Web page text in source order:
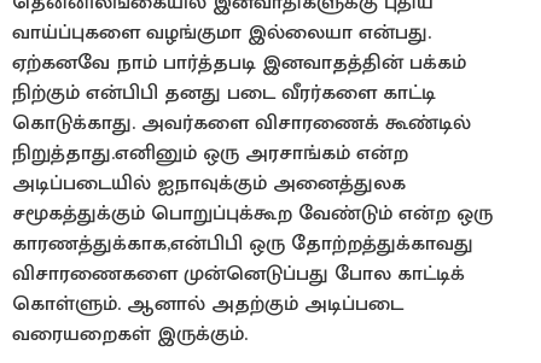
வாய்ப்புகளை வழங்குமா இல்லையா என்பது.
ஏற்கனவே நாம் பார்த்தபடி இனவாதத்தின் பக்கம்
நிற்கும் என்பிபி தனது படை வீரர்களை காட்டி
கொடுக்காது. அவர்களை விசாரணைக் கூண்டில்
நிறுத்தாது.எனினும் ஒரு அரசாங்கம் என்ற
அடிப்படையில் ஐநாவுக்கும் அனைத்துலக
சமூகத்துக்கும் பொறுப்புக்கூற வேண்டும் என்ற ஒரு
காரணத்துக்காக,என்பிபி ஒரு தோற்றத்துக்காவது
விசாரணைகளை முன்னெடுப்பது போல காட்டிக்
கொள்ளும். ஆனால் அதற்கும் அடிப்படை
வரையறைகள் இருக்கும்.